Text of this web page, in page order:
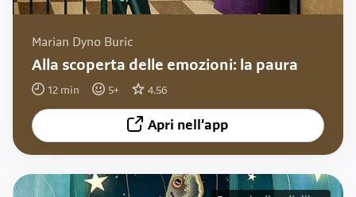
Marian Dyno Buric
Alla scoperta delle emozioni: la paura
12 min 5+ 4.56
Apri nell'app